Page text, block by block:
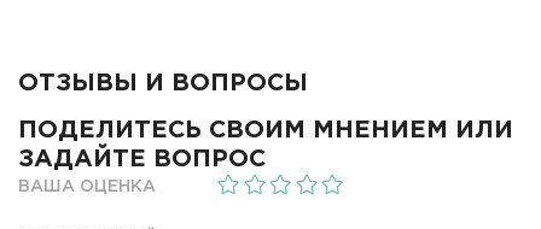
ОТЗЫВЫ И ВОПРОСЫ
ПОДЕЛИТЕСЬ СВОИМ МНЕНИЕМ ИЛИ
ЗАДАЙТЕ ВОПРОС
ВАША ОЦЕНКА